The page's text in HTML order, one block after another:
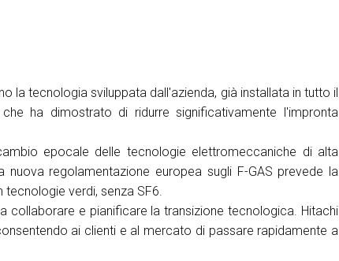
la tecnologia sviluppata dall'azienda, già installata in tutto il
ha dimostrato di ridurre significativamente l'impronta
epocale delle tecnologie elettromeccaniche di alta
regolamentazione europea sugli F-GAS prevede la
verdi, senza SF6.
collaborare e pianificare la transizione tecnologica. Hitachi
ai clienti e al mercato di passare rapidamente a